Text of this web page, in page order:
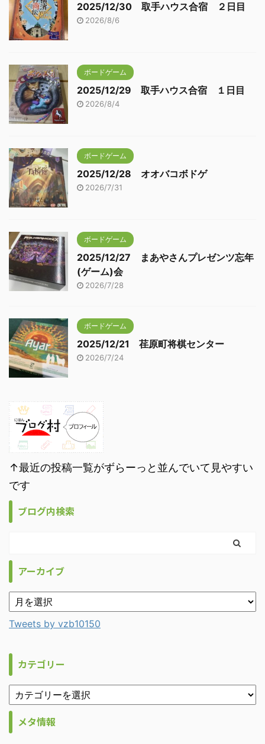
2025/12/30 取手ハウス合宿 ２日目
2026/8/6
ボードゲーム
2025/12/29 取手ハウス合宿 １日目
2026/8/4
ボードゲーム
2025/12/28 オオバコボドゲ
2026/7/31
ボードゲーム
2025/12/27 まあやさんプレゼンツ忘年
(ゲーム)会
2026/7/28
ボードゲーム
2025/12/21 荏原町将棋センター
2026/7/24
↑最近の投稿一覧がずらーっと並んでいて見やすい
です
ブログ内検索
アーカイブ
Tweets by vzb10150
カテゴリー
メタ情報